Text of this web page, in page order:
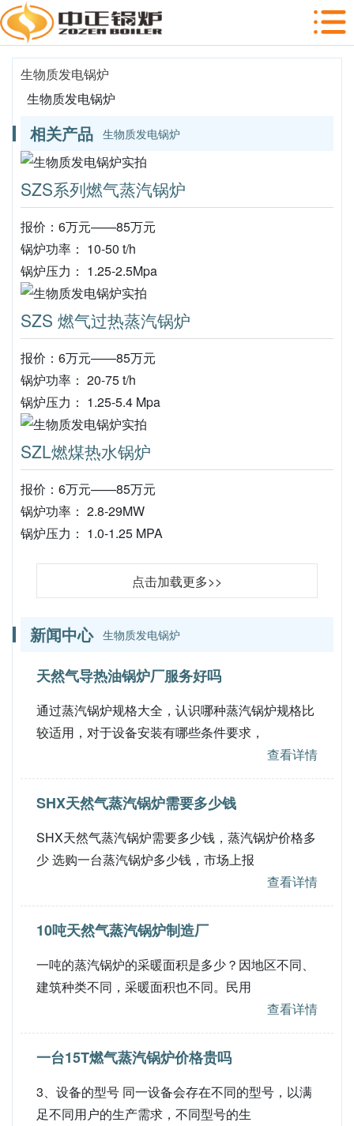
生物质发电锅炉
生物质发电锅炉
相关产品 生物质发电锅炉
SZS系列燃气蒸汽锅炉
报价：6万元——85万元
锅炉功率： 10-50 t/h
锅炉压力： 1.25-2.5Mpa
SZS 燃气过热蒸汽锅炉
报价：6万元——85万元
锅炉功率： 20-75 t/h
锅炉压力： 1.25-5.4 Mpa
SZL燃煤热水锅炉
报价：6万元——85万元
锅炉功率： 2.8-29MW
锅炉压力： 1.0-1.25 MPA
点击加载更多>>
新闻中心 生物质发电锅炉
天然气导热油锅炉厂服务好吗
通过蒸汽锅炉规格大全，认识哪种蒸汽锅炉规格比
较适用，对于设备安装有哪些条件要求，
查看详情
SHX天然气蒸汽锅炉需要多少钱
SHX天然气蒸汽锅炉需要多少钱，蒸汽锅炉价格多
少 选购一台蒸汽锅炉多少钱，市场上报
查看详情
10吨天然气蒸汽锅炉制造厂
一吨的蒸汽锅炉的采暖面积是多少？因地区不同、
建筑种类不同，采暖面积也不同。民用
查看详情
一台15T燃气蒸汽锅炉价格贵吗
3、设备的型号 同一设备会存在不同的型号，以满
足不同用户的生产需求，不同型号的生